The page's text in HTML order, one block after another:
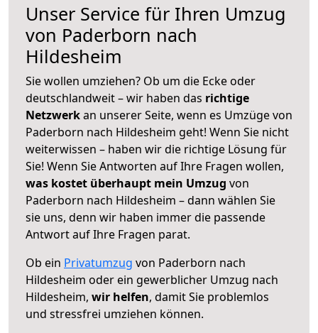
Unser Service für Ihren Umzug
von Paderborn nach
Hildesheim
Sie wollen umziehen? Ob um die Ecke oder
deutschlandweit – wir haben das richtige
Netzwerkan unserer Seite, wenn es Umzüge von
Paderborn nach Hildesheim geht! Wenn Sie nicht
weiterwissen – haben wir die richtige Lösung für
Sie! Wenn Sie Antworten auf Ihre Fragen wollen,
was kostet überhaupt mein Umzug von
Paderborn nach Hildesheim – dann wählen Sie
sie uns, denn wir haben immer die passende
Antwort auf Ihre Fragen parat.
Ob ein Privatumzug von Paderborn nach
Hildesheim oder ein gewerblicher Umzug nach
Hildesheim, wir helfen, damit Sie problemlos
und stressfrei umziehen können.